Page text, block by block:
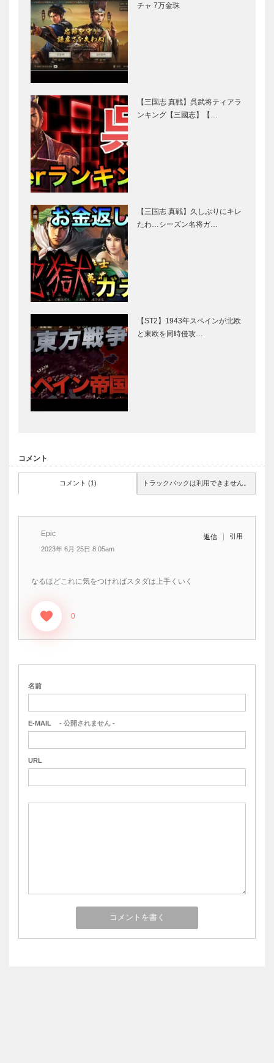
チャ 7万金珠
【三国志 真戦】呉武将ティアラ
ンキング【三國志】【…
【三国志 真戦】久しぶりにキレ
たわ…シーズン名将ガ…
【ST2】1943年スペインが北欧
と東欧を同時侵攻…
コメント
コメント (1) トラックバックは利用できません。
Epic
2023年 6月 25日 8:05am
返信 引用
なるほどこれに気をつければスタダは上手くいく
0
名前
E-MAIL - 公開されません -
URL